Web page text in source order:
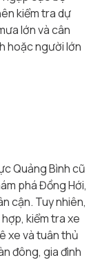
kiểm tra dự
lớn và cân
hoặc người lớn
Quảng Bình cũ
phá Đồng Hới,
cận. Tuy nhiên,
kiểm tra xe
xe và tuân thủ
đông, gia đình